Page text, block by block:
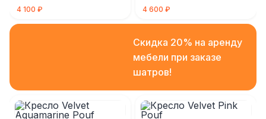
4 100 ₽
4 600 ₽
Скидка 20% на аренду
мебели при заказе
шатров!